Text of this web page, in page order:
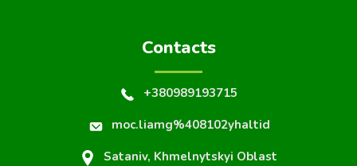
Contacts
+380989193715
moc.liamg%408102yhaltid
Sataniv, Khmelnytskyi Oblast